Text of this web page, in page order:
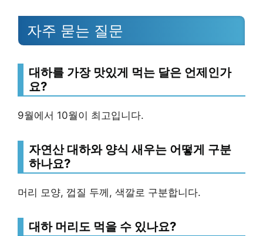
자주 묻는 질문
대하를 가장 맛있게 먹는 달은 언제인가
요?
9월에서 10월이 최고입니다.
자연산 대하와 양식 새우는 어떻게 구분
하나요?
머리 모양, 껍질 두께, 색깔로 구분합니다.
대하 머리도 먹을 수 있나요?